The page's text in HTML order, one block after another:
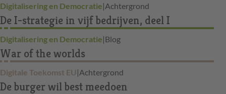
Digitalisering en Democratie|Achtergrond
De I-strategie in vijf bedrijven, deel I
Digitalisering en Democratie|Blog
War of the worlds
Digitale Toekomst EU |Achtergrond
De burger wil best meedoen